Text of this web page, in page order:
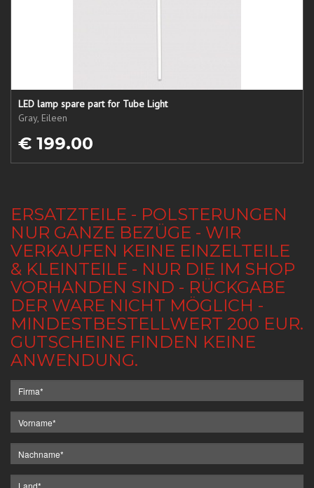
LED lamp spare part for Tube Light
Gray, Eileen
€ 199.00
ERSATZTEILE - POLSTERUNGEN
NUR GANZE BEZÜGE - WIR
VERKAUFEN KEINE EINZELTEILE
& KLEINTEILE - NUR DIE IM SHOP
VORHANDEN SIND - RÜCKGABE
DER WARE NICHT MÖGLICH -
MINDESTBESTELLWERT 200 EUR.
GUTSCHEINE FINDEN KEINE
ANWENDUNG.